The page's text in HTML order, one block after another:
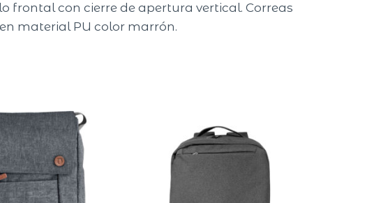
frontal con cierre de apertura vertical. Correas
material PU color marrón.